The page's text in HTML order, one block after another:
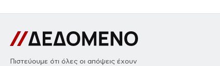
Πιστεύουμε ότι όλες οι απόψεις έχουν